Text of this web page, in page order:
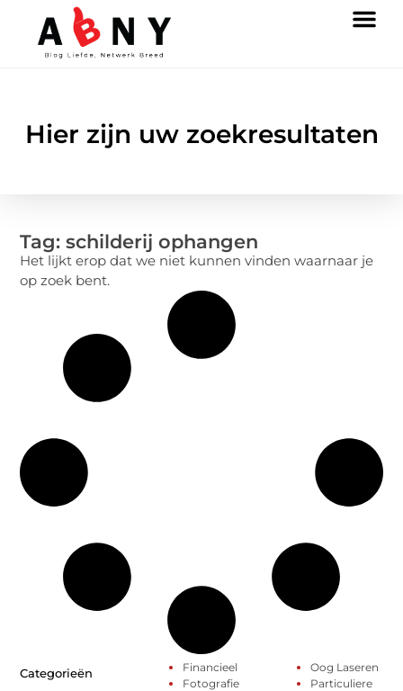
Hier zijn uw zoekresultaten
Tag: schilderij ophangen
Het lijkt erop dat we niet kunnen vinden waarnaar je
op zoek bent.
Categorieën
Financieel
Fotografie
Oog Laseren
Particuliere